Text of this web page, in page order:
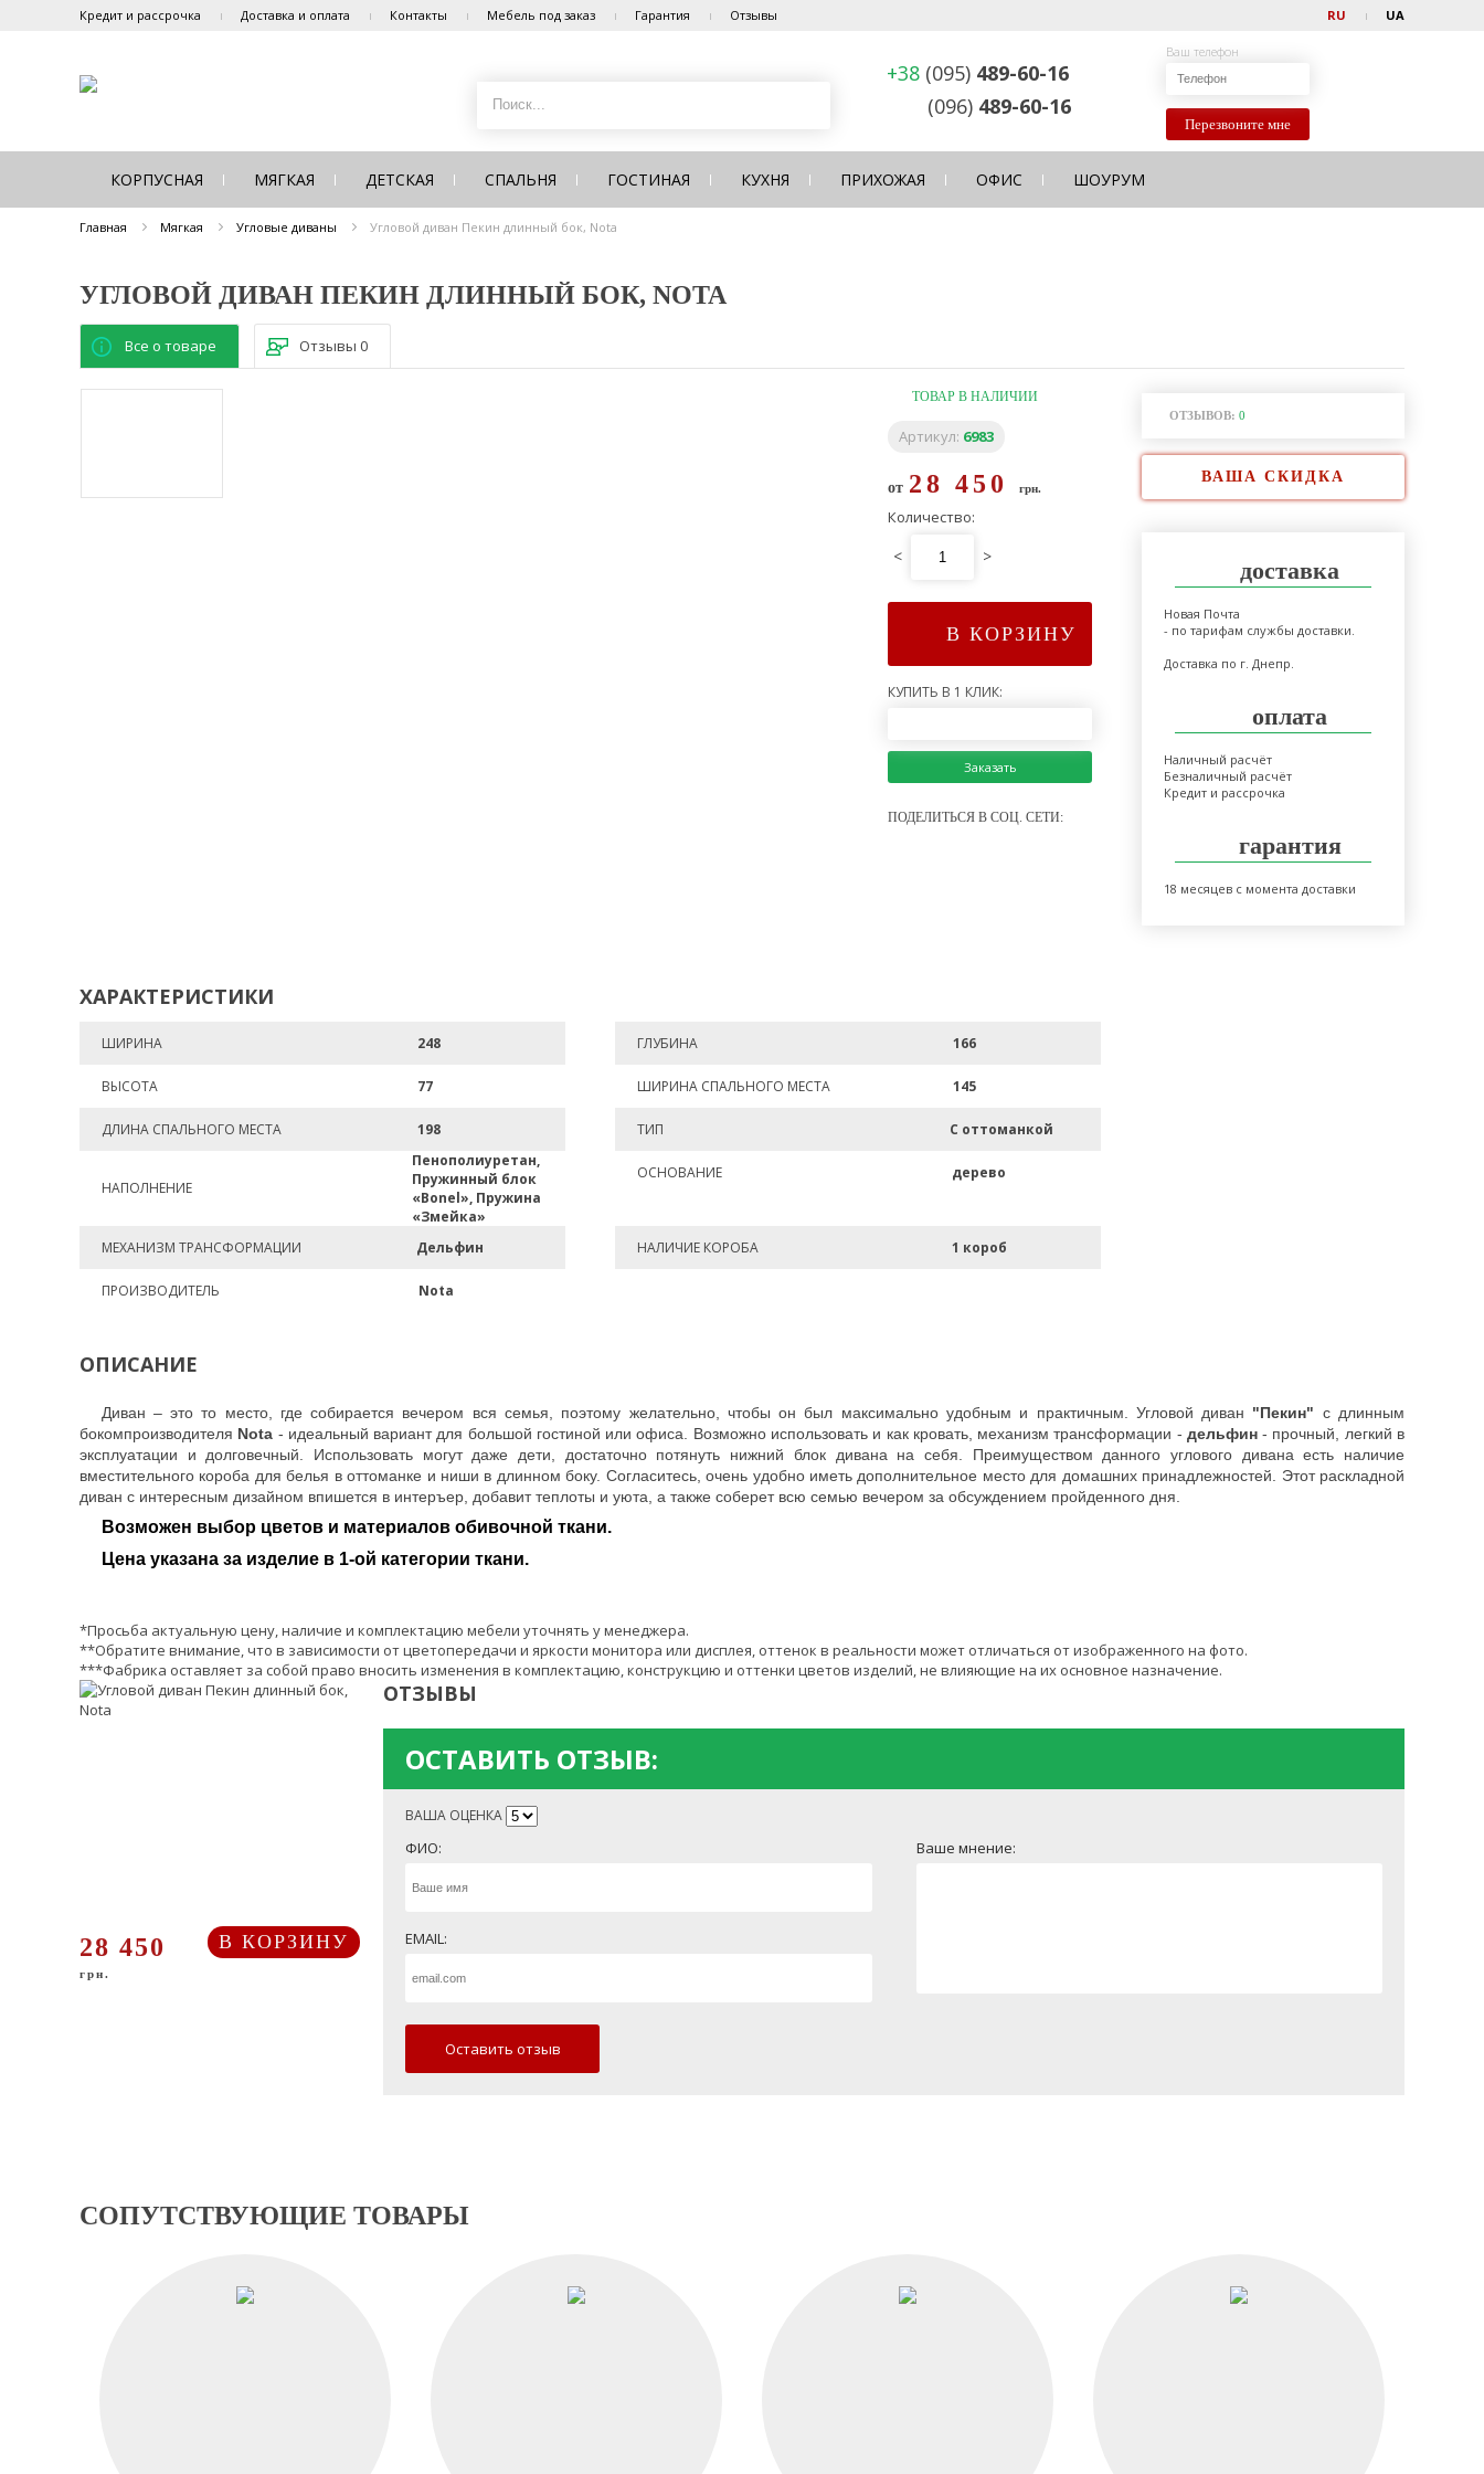
Кредит и рассрочка Доставка и оплата Контакты Мебель под заказ Гарантия Отзывы RU UA
+38 (095) 489-60-16
(096) 489-60-16
Ваш телефон
Перезвоните мне
КОРПУСНАЯ МЯГКАЯ ДЕТСКАЯ СПАЛЬНЯ ГОСТИНАЯ КУХНЯ ПРИХОЖАЯ ОФИС ШОУРУМ
Главная Мягкая Угловые диваны Угловой диван Пекин длинный бок, Nota
УГЛОВОЙ ДИВАН ПЕКИН ДЛИННЫЙ БОК, NOTA
Все о товаре Отзывы 0
ТОВАР В НАЛИЧИИ
Артикул: 6983
от 28 450 грн.
Количество:
< >
В КОРЗИНУ
КУПИТЬ В 1 КЛИК:
Заказать
ПОДЕЛИТЬСЯ В СОЦ. СЕТИ:
ОТЗЫВОВ: 0
ВАША СКИДКА
доставка
Новая Почта
- по тарифам службы доставки.
Доставка по г. Днепр.
оплата
Наличный расчёт
Безналичный расчёт
Кредит и рассрочка
гарантия
18 месяцев с момента доставки
ХАРАКТЕРИСТИКИ
ШИРИНА 248 ГЛУБИНА 166
ВЫСОТА 77 ШИРИНА СПАЛЬНОГО МЕСТА 145
ДЛИНА СПАЛЬНОГО МЕСТА 198 ТИП С оттоманкой
НАПОЛНЕНИЕ
Пенополиуретан,
Пружинный блок
«Bonel», Пружина
«Змейка»
ОСНОВАНИЕ дерево
МЕХАНИЗМ ТРАНСФОРМАЦИИ Дельфин НАЛИЧИЕ КОРОБА 1 короб
ПРОИЗВОДИТЕЛЬ Nota
ОПИСАНИЕ
Диван – это то место, где собирается вечером вся семья, поэтому желательно, чтобы он был максимально удобным и практичным. Угловой диван "Пекин" с длинным
бокомпроизводителя Nota - идеальный вариант для большой гостиной или офиса. Возможно использовать и как кровать, механизм трансформации - дельфин- прочный, легкий в
эксплуатации и долговечный. Использовать могут даже дети, достаточно потянуть нижний блок дивана на себя. Преимуществом данного углового дивана есть наличие
вместительного короба для белья в оттоманке и ниши в длинном боку. Согласитесь, очень удобно иметь дополнительное место для домашних принадлежностей . Этот раскладной
диван с интересным дизайном впишется в интеръер, добавит теплоты и уюта, а также соберет всю семью вечером за обсуждением пройденного дня.
Возможен выбор цветов и материалов обивочной ткани.
Цена указана за изделие в 1-ой категории ткани.
*Просьба актуальную цену, наличие и комплектацию мебели уточнять у менеджера.
**Обратите внимание, что в зависимости от цветопередачи и яркости монитора или дисплея, оттенок в реальности может отличаться от изображенного на фото.
***Фабрика оставляет за собой право вносить изменения в комплектацию, конструкцию и оттенки цветов изделий, не влияющие на их основное назначение.
28 450
грн.
В КОРЗИНУ
ОТЗЫВЫ
ОСТАВИТЬ ОТЗЫВ:
ВАША ОЦЕНКА
ФИО:
EMAIL:
Ваше мнение:
Оставить отзыв
СОПУТСТВУЮЩИЕ ТОВАРЫ